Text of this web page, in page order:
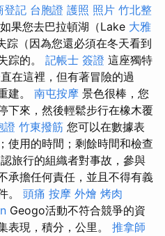
登記 台胞證 護照 照片 竹北整
如果您去巴拉頓湖（Lake 大雅
踪（因為您還必須在冬天看到
踪的。 記帳士 簽證 這座獨特
在這裡，但有著冒險的過
建。 南屯按摩 景色很棒，您
下來，然後輕鬆步行在橡木覆
證 竹東撥筋 您可以在數據表
使用的時間；剩餘時間和檢查
旅行的組織者對事故，參與
承擔任何責任，並且不得有義
。 頭痛 按摩 外燴 烤肉
Geogo活動不符合競爭的資
表現，積分，公里。 推拿師